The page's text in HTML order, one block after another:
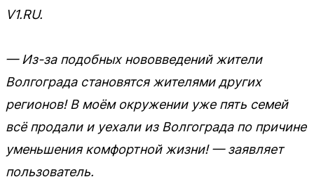
V1.RU.
— Из-за подобных нововведений жители
Волгограда становятся жителями других
регионов! В моём окружении уже пять семей
всё продали и уехали из Волгограда по причине
уменьшения комфортной жизни! — заявляет
пользователь.